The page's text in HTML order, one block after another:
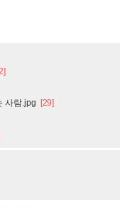
사람.jpg [29]